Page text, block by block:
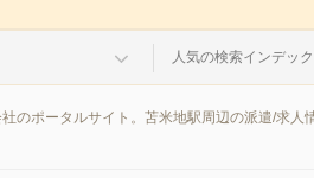
人気の検索インデッ
ポータルサイト。苫米地駅周辺の派遣/求人